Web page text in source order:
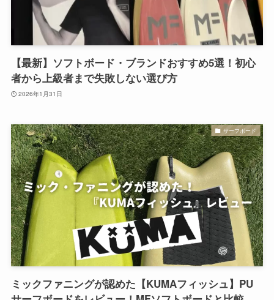
【最新】ソフトボード・ブランドおすすめ5選！初心
者から上級者まで失敗しない選び方
2026年1月31日
サーフボード
ミックファニングが認めた【KUMAフィッシュ】PU